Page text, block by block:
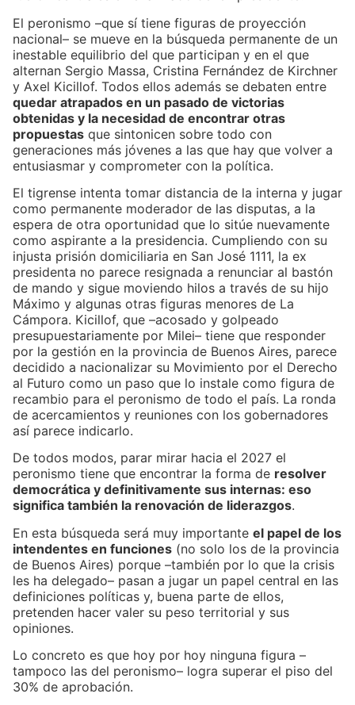
El peronismo –que sí tiene figuras de proyección
nacional– se mueve en la búsqueda permanente de un
inestable equilibrio del que participan y en el que
alternan Sergio Massa, Cristina Fernández de Kirchner
y Axel Kicillof. Todos ellos además se debaten entre
quedar atrapados en un pasado de victorias
obtenidas y la necesidad de encontrar otras
propuestas que sintonicen sobre todo con
generaciones más jóvenes a las que hay que volver a
entusiasmar y comprometer con la política.
El tigrense intenta tomar distancia de la interna y jugar
como permanente moderador de las disputas, a la
espera de otra oportunidad que lo sitúe nuevamente
como aspirante a la presidencia. Cumpliendo con su
injusta prisión domiciliaria en San José 1111, la ex
presidenta no parece resignada a renunciar al bastón
de mando y sigue moviendo hilos a través de su hijo
Máximo y algunas otras figuras menores de La
Cámpora. Kicillof, que –acosado y golpeado
presupuestariamente por Milei– tiene que responder
por la gestión en la provincia de Buenos Aires, parece
decidido a nacionalizar su Movimiento por el Derecho
al Futuro como un paso que lo instale como figura de
recambio para el peronismo de todo el país. La ronda
de acercamientos y reuniones con los gobernadores
así parece indicarlo.
De todos modos, parar mirar hacia el 2027 el
peronismo tiene que encontrar la forma de resolver
democrática y definitivamente sus internas: eso
significa también la renovación de liderazgos.
En esta búsqueda será muy importante el papel de los
intendentes en funciones (no solo los de la provincia
de Buenos Aires) porque –también por lo que la crisis
les ha delegado– pasan a jugar un papel central en las
definiciones políticas y, buena parte de ellos,
pretenden hacer valer su peso territorial y sus
opiniones.
Lo concreto es que hoy por hoy ninguna figura –
tampoco las del peronismo– logra superar el piso del
30% de aprobación.